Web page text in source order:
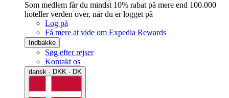
Som medlem får du mindst 10% rabat på mere end 100.000
hoteller verden over, når du er logget på
Log på
Få mere at vide om Expedia Rewards
Indbakke
Søg efter rejser
Kontakt os
dansk · DKK · DK